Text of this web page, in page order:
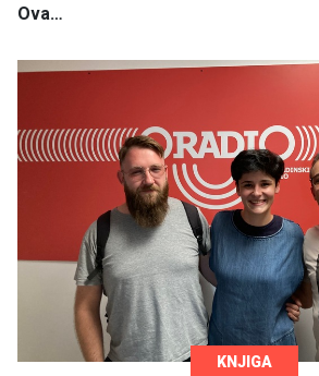
Ova…
KNJIGA